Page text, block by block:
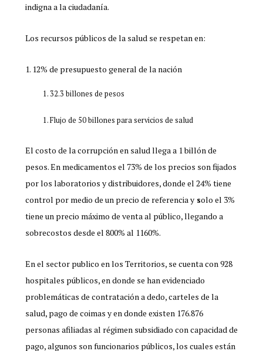
indigna a la ciudadanía.
Los recursos públicos de la salud se respetan en:
12% de presupuesto general de la nación
32.3 billones de pesos
Flujo de 50 billones para servicios de salud
El costo de la corrupción en salud llega a 1 billón de
pesos. En medicamentos el 73% de los precios son fijados
por los laboratorios y distribuidores, donde el 24% tiene
control por medio de un precio de referencia ysolo el 3%
tiene un precio máximo de venta al público, llegando a
sobrecostos desde el 800% al 1160%.
En el sector publico en los Territorios, se cuenta con 928
hospitales públicos, en donde se han evidenciado
problemáticas de contratación a dedo, carteles de la
salud, pago de coimas y en donde existen 176.876
personas afiliadas al régimen subsidiado con capacidad de
pago, algunos son funcionarios públicos, los cuales están